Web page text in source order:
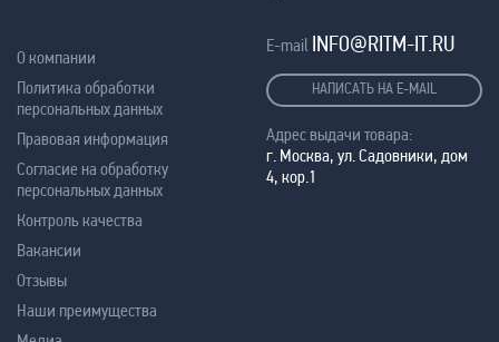
О компании
Политика обработки
персональных данных
Правовая информация
Согласие на обработку
персональных данных
Контроль качества
Вакансии
Отзывы
Наши преимущества
E-mail INFO@RITM-IT.RU
НАПИСАТЬ НА E-MAIL
Адрес выдачи товара:
г. Москва, ул. Садовники, дом
4, кор.1